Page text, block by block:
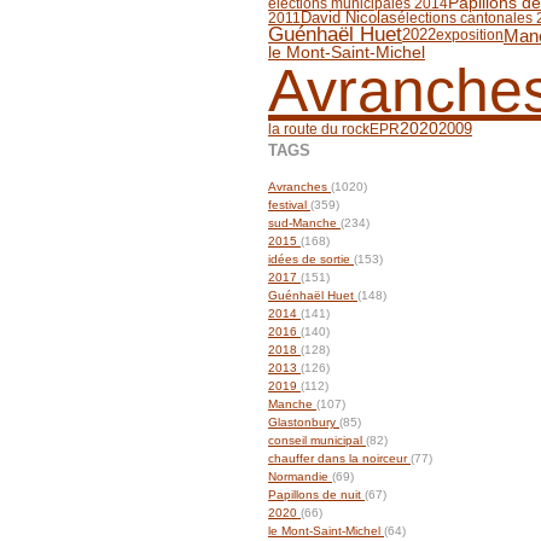
2011 David Nicolasélections cantonales
Guénhaël Huet2022exposition
le Mont-Saint-Michel
la route du rockEPR20202009
TAGS
Avranches (1020)
festival (359)
sud-Manche (234)
2015 (168)
idées de sortie (153)
2017 (151)
Guénhaël Huet (148)
2014 (141)
2016 (140)
2018 (128)
2013 (126)
2019 (112)
Manche (107)
Glastonbury (85)
conseil municipal (82)
chauffer dans la noirceur(77)
Normandie (69)
Papillons de nuit (67)
2020 (66)
le Mont-Saint-Michel (64)